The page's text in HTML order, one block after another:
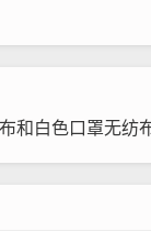
和白色口罩无纺